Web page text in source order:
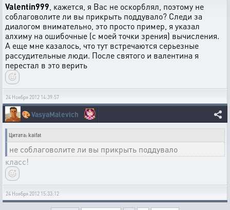
Valentin999 , кажется, я Вас не оскорблял, поэтому не
соблаговолите ли вы прикрыть поддувало? Следи за
диалогом внимательно, это просто пример, я указал
алхиму на ошибочные (с моей точки зрения) вычисления.
А еще мне казалось, что тут встречаются серьезные
рассудительные люди. После святого и валентина я
перестал в это верить
24 Ноября 2012 14:39:57
🎨VasyaMalevich
Цитата: kaifat
не соблаговолите ли вы прикрыть поддувало
класс!
24 Ноября 2012 15:33:12